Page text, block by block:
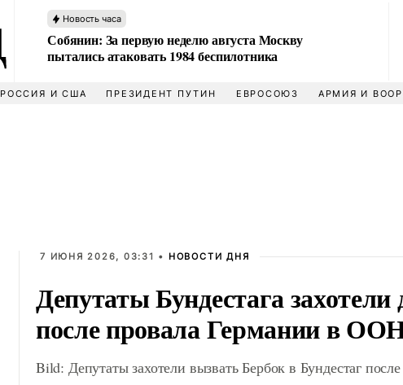
Новость часа
Собянин: За первую неделю августа Москву
пытались атаковать 1984 беспилотника
РОССИЯ И США ПРЕЗИДЕНТ ПУТИН ЕВРОСОЮЗ АРМИЯ И
7 ИЮНЯ 2026, 03:31 • НОВОСТИ ДНЯ
Депутаты Бундестага
после провала Германии в
Bild: Депутаты захотели вызвать Бербок в Бундестаг